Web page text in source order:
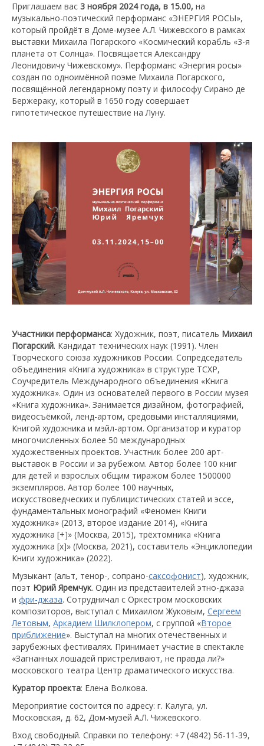
Приглашаем вас 3 ноября 2024 года, в 15.00, на
музыкально-поэтический перформанс «ЭНЕРГИЯ РОСЫ»,
который пройдёт в Доме-музее А.Л. Чижевского в рамках
выставки Михаила Погарского «Космический корабль «3-я
планета от Солнца». Посвящается Александру
Леонидовичу Чижевскому». Перформанс «Энергия росы»
создан по одноимённой поэме Михаила Погарского,
посвящённой легендарному поэту и философу Сирано де
Бержераку, который в 1650 году совершает
гипотетическое путешествие на Луну.
Участники перформанса: Художник, поэт, писатель Михаил
Погарский. Кандидат технических наук (1991). Член
Творческого союза художников России. Сопредседатель
объединения «Книга художника» в структуре ТСХР,
Соучредитель Международного объединения «Книга
художника». Один из основателей первого в России музея
«Книга художника». Занимается дизайном, фотографией,
видеосъёмкой, ленд-артом, средовыми инсталляциями,
Книгой художника и мэйл-артом. Организатор и куратор
многочисленных более 50 международных
художественных проектов. Участник более 200 арт-
выставок в России и за рубежом. Автор более 100 книг
для детей и взрослых общим тиражом более 1500000
экземпляров. Автор более 100 научных,
искусствоведческих и публицистических статей и эссе,
фундаментальных монографий «Феномен Книги
художника» (2013, второе издание 2014), «Книга
художника [+]» (Москва, 2015), трёхтомника «Книга
художника [х]» (Москва, 2021), составитель «Энциклопедии
Книги художника» (2022).
Музыкант (альт, тенор-, сопрано-саксофонист), художник,
поэт Юрий Яремчук. Один из представителей этно-джаза
и фри-джаза. Сотрудничал с Оркестром московских
композиторов, выступал с Михаилом Жуковым, Сергеем
Летовым, Аркадием Шилклопером, с группой «Второе
приближение». Выступал на многих отечественных и
зарубежных фестивалях. Принимает участие в спектакле
«Загнанных лошадей пристреливают, не правда ли?»
московского театра Центр драматического искусства.
Куратор проекта: Елена Волкова.
Мероприятие состоится по адресу: г. Калуга, ул.
Московская, д. 62, Дом-музей А.Л. Чижевского.
Вход свободный. Справки по телефону: +7 (4842) 56-11-39,